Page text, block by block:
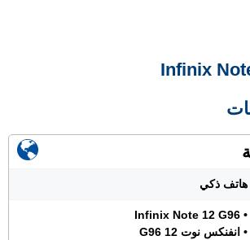
هاتف ذكي
• Infinix Note 12 G96
• انفنكس نوت 12 G96